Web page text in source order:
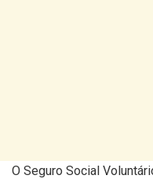
O Seguro Social